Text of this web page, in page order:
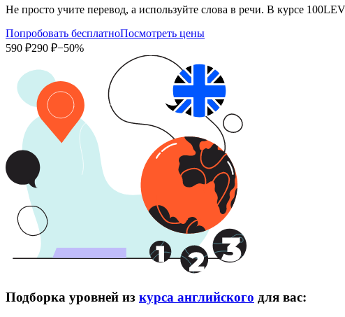
Не просто учите перевод, а используйте слова в речи. В курсе
Попробовать бесплатноПосмотреть цены
590 ₽290 ₽−50%
Подборка уровней из курса английского для вас: